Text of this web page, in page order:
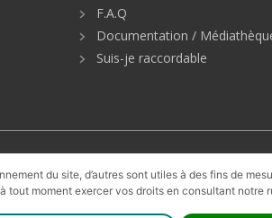
F.A.Q
Documentation /
Suis-je raccordable
du site, d’autres sont utiles à des fins de
tout moment exercer vos droits en consultant notre